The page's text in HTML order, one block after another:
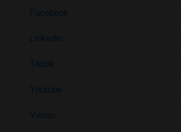
Facebook
Linkedin
Tiktok
Youtube
Vimeo